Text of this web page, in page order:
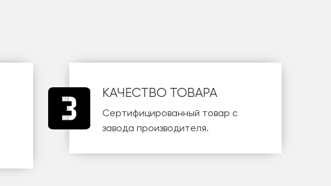
КАЧЕСТВО ТОВАРА
Сертифицированный товар с
завода производителя.